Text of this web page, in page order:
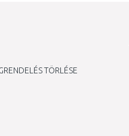
TÖRLÉSE